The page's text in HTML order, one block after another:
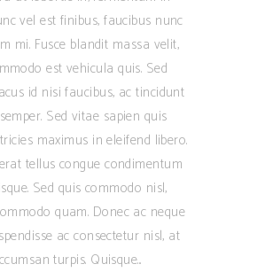
vel est finibus, faucibus nunc
mi. Fusce blandit massa velit,
est vehicula quis. Sed
id nisi faucibus, ac tincidunt
Sed vitae sapien quis
maximus in eleifend libero.
tellus congue condimentum
Sed quis commodo nisl,
quam. Donec ac neque
ac consectetur nisl, at
turpis. Quisque